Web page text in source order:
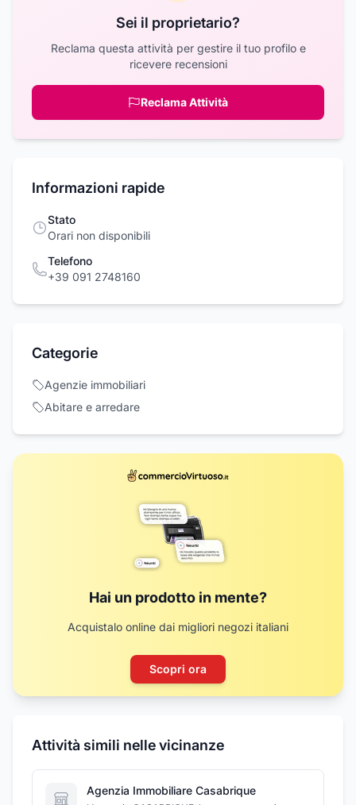
Sei il proprietario?
Reclama questa attività per gestire il tuo profilo e
ricevere recensioni
Reclama Attività
Informazioni rapide
Stato
Orari non disponibili
Telefono
+39 091 2748160
Categorie
Agenzie immobiliari
Abitare e arredare
Hai un prodotto in mente?
Acquistalo online dai migliori negozi italiani
Scopri ora
Attività simili nelle vicinanze
Agenzia Immobiliare Casabrique